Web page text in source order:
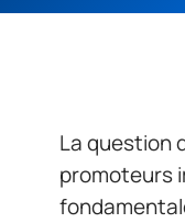
La question
promoteurs